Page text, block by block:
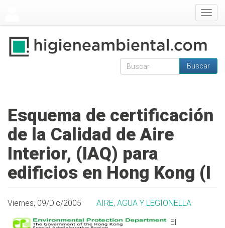
Formulario de
Buscar
Esquema de certificación
de la Calidad de Aire
Interior, (IAQ) para
edificios en Hong Kong (I
Viernes, 09/Dic/2005
AIRE, AGUA Y LEGIONELLA
El